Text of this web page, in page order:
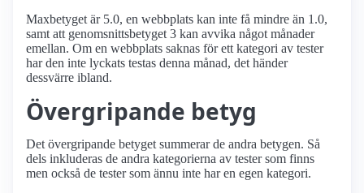
Maxbetyget är 5.0, en webbplats kan inte få mindre än 1.0,
samt att genomsnittsbetyget 3 kan avvika något månader
emellan. Om en webbplats saknas för ett kategori av tester
har den inte lyckats testas denna månad, det händer
dessvärre ibland.
Övergripande betyg
Det övergripande betyget summerar de andra betygen. Så
dels inkluderas de andra kategorierna av tester som finns
men också de tester som ännu inte har en egen kategori.